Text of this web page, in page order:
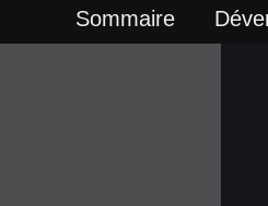
Sommaire